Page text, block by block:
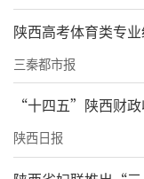
陕西高考体育类专
三秦都市报
“十四五”陕西财
陕西日报